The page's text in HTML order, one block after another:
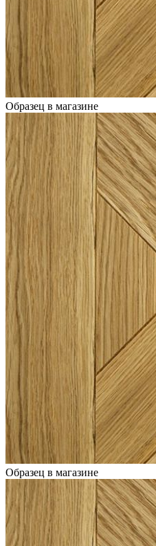
Образец в магазине
Образец в магазине